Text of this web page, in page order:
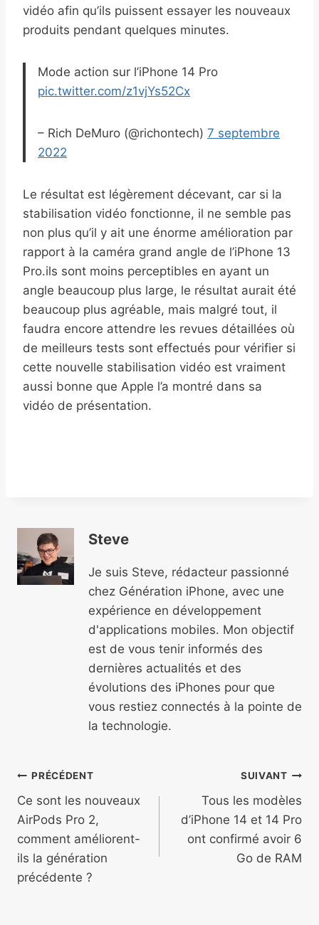
vidéo afin qu’ils puissent essayer les nouveaux
produits pendant quelques minutes.
Mode action sur l’iPhone 14 Pro
pic.twitter.com/z1vjYs52Cx
– Rich DeMuro (@richontech) 7 septembre
2022
Le résultat est légèrement décevant, car si la
stabilisation vidéo fonctionne, il ne semble pas
non plus qu’il y ait une énorme amélioration par
rapport à la caméra grand angle de l’iPhone 13
Pro.ils sont moins perceptibles en ayant un
angle beaucoup plus large, le résultat aurait été
beaucoup plus agréable, mais malgré tout, il
faudra encore attendre les revues détaillées où
de meilleurs tests sont effectués pour vérifier si
cette nouvelle stabilisation vidéo est vraiment
aussi bonne que Apple l’a montré dans sa
vidéo de présentation.
Steve
Je suis Steve, rédacteur passionné
chez Génération iPhone, avec une
expérience en développement
d'applications mobiles. Mon objectif
est de vous tenir informés des
dernières actualités et des
évolutions des iPhones pour que
vous restiez connectés à la pointe de
la technologie.
Navigation
de
l’article
PRÉCÉDENT
Ce sont les nouveaux
AirPods Pro 2,
comment améliorent-
ils la génération
précédente ?
SUIVANT
Tous les modèles
d’iPhone 14 et 14 Pro
ont confirmé avoir 6
Go de RAM